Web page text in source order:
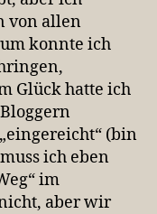
Edition)
von allen
konnte ich
Glück hatte ich
(bin
ich eben
im
aber wir